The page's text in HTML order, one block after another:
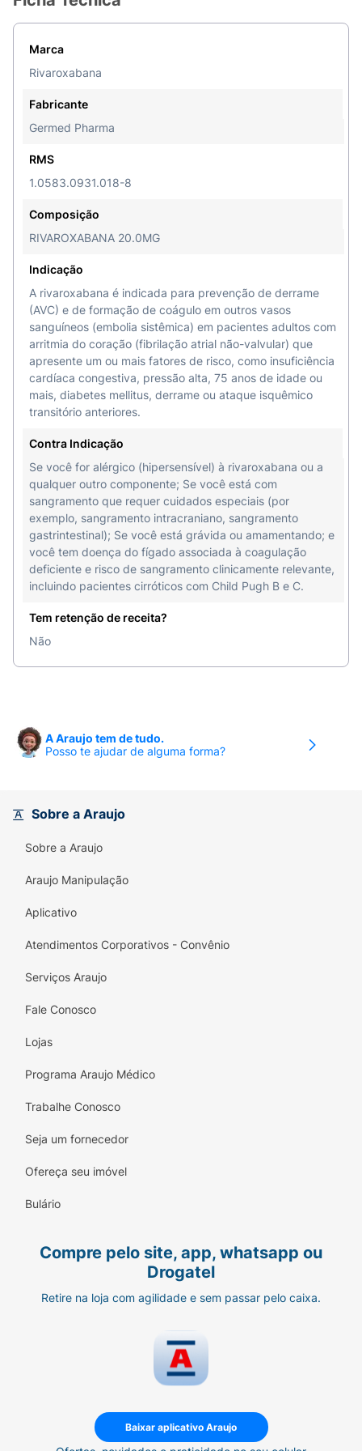
Marca
Rivaroxabana
Fabricante
Germed Pharma
RMS
1.0583.0931.018-8
Composição
RIVAROXABANA 20.0MG
Indicação
A rivaroxabana é indicada para prevenção de derrame
(AVC) e de formação de coágulo em outros vasos
sanguíneos (embolia sistêmica) em pacientes adultos com
arritmia do coração (fibrilação atrial não-valvular) que
apresente um ou mais fatores de risco, como insuficiência
cardíaca congestiva, pressão alta, 75 anos de idade ou
mais, diabetes mellitus, derrame ou ataque isquêmico
transitório anteriores.
Contra Indicação
Se você for alérgico (hipersensível) à rivaroxabana ou a
qualquer outro componente; Se você está com
sangramento que requer cuidados especiais (por
exemplo, sangramento intracraniano, sangramento
gastrintestinal); Se você está grávida ou amamentando; e
você tem doença do fígado associada à coagulação
deficiente e risco de sangramento clinicamente relevante,
incluindo pacientes cirróticos com Child Pugh B e C.
Tem retenção de receita?
Não
A Araujo tem de tudo.
Posso te ajudar de alguma forma?
Sobre a Araujo
Sobre a Araujo
Araujo Manipulação
Aplicativo
Atendimentos Corporativos - Convênio
Serviços Araujo
Fale Conosco
Lojas
Programa Araujo Médico
Trabalhe Conosco
Seja um fornecedor
Ofereça seu imóvel
Bulário
Compre pelo site, app, whatsapp ou
Drogatel
Retire na loja com agilidade e sem passar pelo caixa.
Baixar aplicativo Araujo